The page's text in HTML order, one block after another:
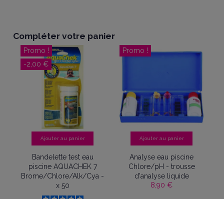
Compléter votre panier
Promo !
-2,00 €
Ajouter au panier
Bandelette test eau
piscine AQUACHEK 7
Brome/Chlore/Alk/Cya -
x 50
Promo !
Ajouter au panier
Analyse eau piscine
Chlore/pH - trousse
d'analyse liquide
8,90 €